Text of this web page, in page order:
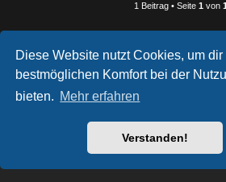
Diese Website nutzt Cookies, um dir
bestmöglichen Komfort bei der
bieten. Mehr erfahren
Verstanden!
1 Beitrag • Seite 1 von 1
Foren-Übersicht Alle Cookies
Kontakt
AcidTech by Updated for
Powered byphpBB